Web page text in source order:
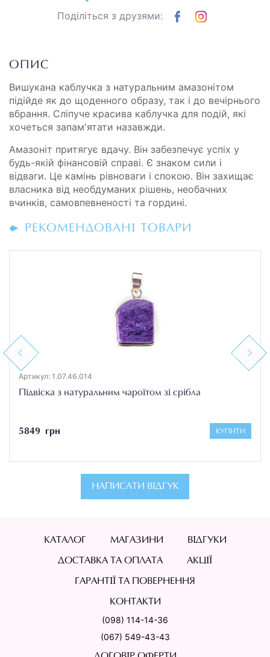
Поділіться з друзями:
ОПИС
Вишукана каблучка з натуральним амазонітом
підійде як до щоденного образу, так і до вечірнього
вбрання. Сліпуче красива каблучка для подій, які
хочеться запам'ятати назавжди.
Амазоніт притягує вдачу. Він забезпечує успіх у
будь-якій фінансовій справі. Є знаком сили і
відваги. Це камінь рівноваги і спокою. Він захищає
власника від необдуманих рішень, необачних
вчинків, самовпевненості та гордині.
РЕКОМЕНДОВАНІ ТОВАРИ
Previous
Артикул: 1.07.46.014
Підвіска з натуральним чароїтом зі срібла
5849 грн КУПИТИ
Next
НАПИСАТИ ВІДГУК
КАТАЛОГ МАГАЗИНИ ВІДГУКИ
ДОСТАВКА ТА ОПЛАТА АКЦІЇ
ГАРАНТІЇ ТА ПОВЕРНЕННЯ
КОНТАКТИ
(098) 114-14-36
(067) 549-43-43